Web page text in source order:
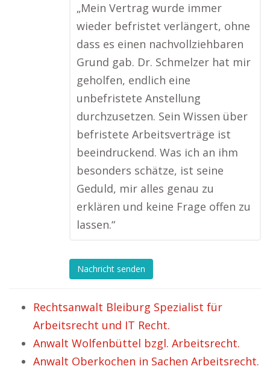
„Mein Vertrag wurde immer
wieder befristet verlängert, ohne
dass es einen nachvollziehbaren
Grund gab. Dr. Schmelzer hat mir
geholfen, endlich eine
unbefristete Anstellung
durchzusetzen. Sein Wissen über
befristete Arbeitsverträge ist
beeindruckend. Was ich an ihm
besonders schätze, ist seine
Geduld, mir alles genau zu
erklären und keine Frage offen zu
lassen.“
Nachricht senden
Rechtsanwalt Bleiburg Spezialist für
Arbeitsrecht und IT Recht.
Anwalt Wolfenbüttel bzgl. Arbeitsrecht.
Anwalt Oberkochen in Sachen Arbeitsrecht.